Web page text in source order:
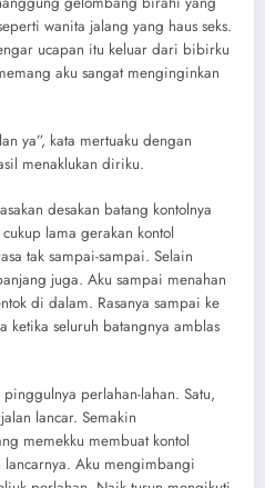
wanita jalang yang haus seks.
ucapan itu keluar dari bibirku
aku sangat menginginkan
ya”, kata mertuaku dengan
menaklukan diriku.
desakan batang kontolnya
lama gerakan kontol
tak sampai-sampai. Selain
juga. Aku sampai menahan
di dalam. Rasanya sampai ke
ketika seluruh batangnya amblas
perlahan-lahan. Satu,
lancar. Semakin
memekku membuat kontol
lancarnya. Aku mengimbangi